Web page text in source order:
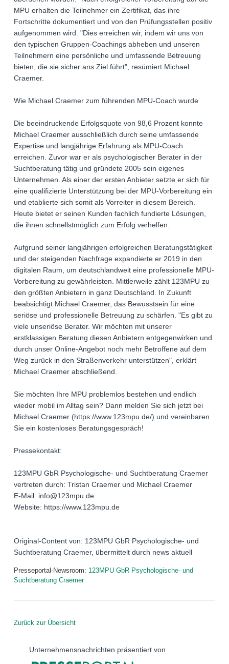
MPU erhalten die Teilnehmer ein Zertifikat, das ihre
Fortschritte dokumentiert und von den Prüfungsstellen positiv
aufgenommen wird. "Dies erreichen wir, indem wir uns von
den typischen Gruppen-Coachings abheben und unseren
Teilnehmern eine persönliche und umfassende Betreuung
bieten, die sie sicher ans Ziel führt", resümiert Michael
Craemer.
Wie Michael Craemer zum führenden MPU-Coach wurde
Die beeindruckende Erfolgsquote von 98,6 Prozent konnte
Michael Craemer ausschließlich durch seine umfassende
Expertise und langjährige Erfahrung als MPU-Coach
erreichen. Zuvor war er als psychologischer Berater in der
Suchtberatung tätig und gründete 2005 sein eigenes
Unternehmen. Als einer der ersten Anbieter setzte er sich für
eine qualifizierte Unterstützung bei der MPU-Vorbereitung ein
und etablierte sich somit als Vorreiter in diesem Bereich.
Heute bietet er seinen Kunden fachlich fundierte Lösungen,
die ihnen schnellstmöglich zum Erfolg verhelfen.
Aufgrund seiner langjährigen erfolgreichen Beratungstätigkeit
und der steigenden Nachfrage expandierte er 2019 in den
digitalen Raum, um deutschlandweit eine professionelle MPU-
Vorbereitung zu gewährleisten. Mittlerweile zählt 123MPU zu
den größten Anbietern in ganz Deutschland. In Zukunft
beabsichtigt Michael Craemer, das Bewusstsein für eine
seriöse und professionelle Betreuung zu schärfen. "Es gibt zu
viele unseriöse Berater. Wir möchten mit unserer
erstklassigen Beratung diesen Anbietern entgegenwirken und
durch unser Online-Angebot noch mehr Betroffene auf dem
Weg zurück in den Straßenverkehr unterstützen", erklärt
Michael Craemer abschließend.
Sie möchten Ihre MPU problemlos bestehen und endlich
wieder mobil im Alltag sein? Dann melden Sie sich jetzt bei
Michael Craemer (https://www.123mpu.de/) und vereinbaren
Sie ein kostenloses Beratungsgespräch!
Pressekontakt:
123MPU GbR Psychologische- und Suchtberatung Craemer
vertreten durch: Tristan Craemer und Michael Craemer
E-Mail: info@123mpu.de
Website: https://www.123mpu.de
Original-Content von: 123MPU GbR Psychologische- und
Suchtberatung Craemer, übermittelt durch news aktuell
Presseportal-Newsroom: 123MPU GbR Psychologische- und
Suchtberatung Craemer
Zurück zur Übersicht
Unternehmensnachrichten präsentiert von